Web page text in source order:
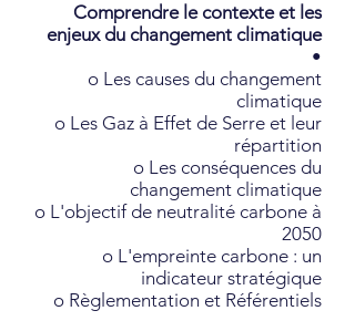
Comprendre le contexte et les
enjeux du changement climatique
•
o Les causes du changement
climatique
o Les Gaz à Effet de Serre et leur
répartition
o Les conséquences du
changement climatique
o L'objectif de neutralité carbone à
2050
o L'empreinte carbone : un
indicateur stratégique
o Règlementation et Référentiels